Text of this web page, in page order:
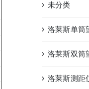
未分类
洛莱斯单筒
洛莱斯双筒
洛莱斯测距